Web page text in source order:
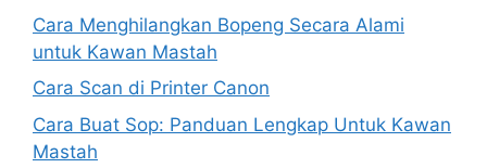
Cara Menghilangkan Bopeng Secara Alami
untuk Kawan Mastah
Cara Scan di Printer Canon
Cara Buat Sop: Panduan Lengkap Untuk Kawan
Mastah